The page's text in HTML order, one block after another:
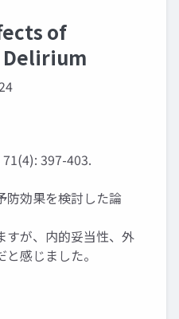
of
Delirium
397-403.
防効果を検討した論
すが、内的妥当性、外
感じました。